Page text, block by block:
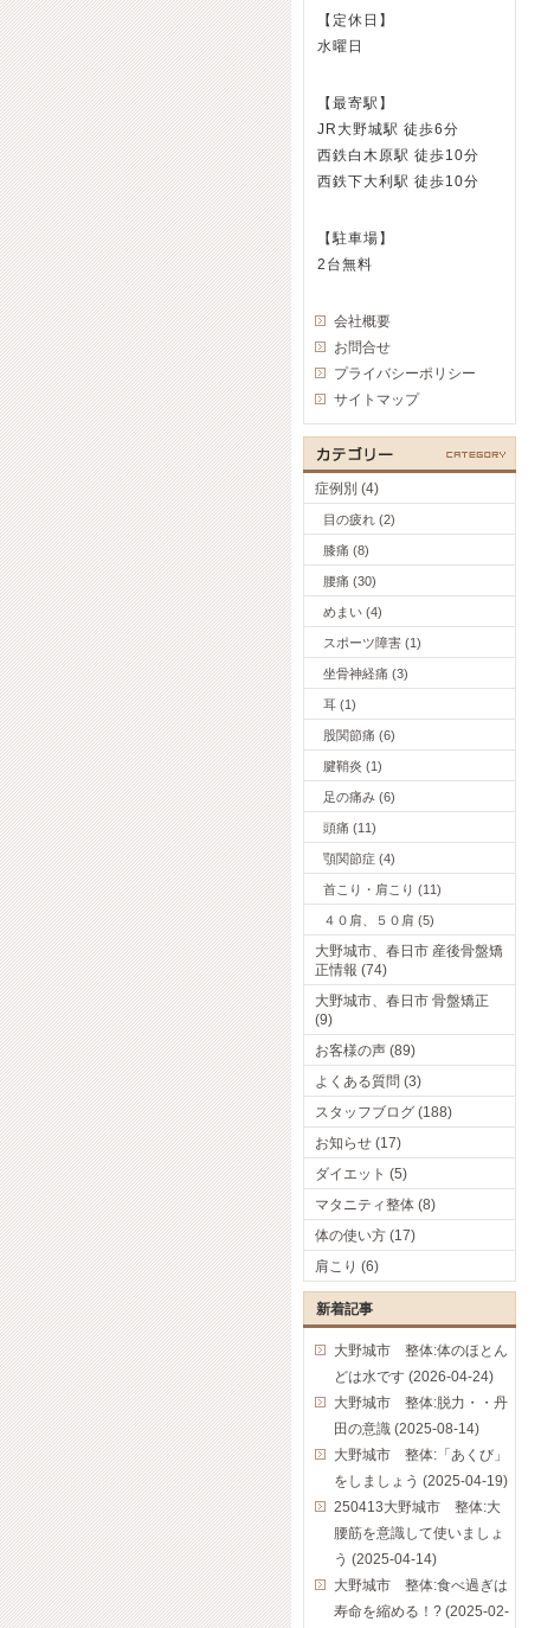
【定休日】
水曜日
【最寄駅】
JR大野城駅 徒歩6分
西鉄白木原駅 徒歩10分
西鉄下大利駅 徒歩10分
【駐車場】
2台無料
会社概要
お問合せ
プライバシーポリシー
サイトマップ
症例別 (4)
目の疲れ (2)
膝痛 (8)
腰痛 (30)
めまい (4)
スポーツ障害 (1)
坐骨神経痛 (3)
耳 (1)
股関節痛 (6)
腱鞘炎 (1)
足の痛み (6)
頭痛 (11)
顎関節症 (4)
首こり・肩こり (11)
４０肩、５０肩 (5)
大野城市、春日市 産後骨盤矯
正情報 (74)
大野城市、春日市 骨盤矯正
(9)
お客様の声 (89)
よくある質問 (3)
スタッフブログ (188)
お知らせ (17)
ダイエット (5)
マタニティ整体 (8)
体の使い方 (17)
肩こり (6)
新着記事
大野城市 整体:体のほとん
どは水です (2026-04-24)
大野城市 整体:脱力・・丹
田の意識 (2025-08-14)
大野城市 整体:「あくび」
をしましょう (2025-04-19)
250413大野城市 整体:大
腰筋を意識して使いましょ
う (2025-04-14)
大野城市 整体:食べ過ぎは
寿命を縮める！? (2025-02-